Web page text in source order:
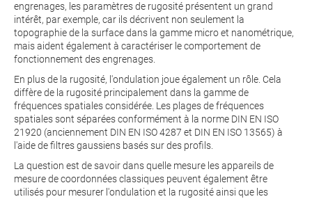
engrenages, les paramètres de rugosité présentent un grand
intérêt, par exemple, car ils décrivent non seulement la
topographie de la surface dans la gamme micro et nanométrique,
mais aident également à caractériser le comportement de
fonctionnement des engrenages.
En plus de la rugosité, l'ondulation joue également un rôle. Cela
diffère de la rugosité principalement dans la gamme de
fréquences spatiales considérée. Les plages de fréquences
spatiales sont séparées conformément à la norme DIN EN ISO
21920 (anciennement DIN EN ISO 4287 et DIN EN ISO 13565) à
l'aide de filtres gaussiens basés sur des profils.
La question est de savoir dans quelle mesure les appareils de
mesure de coordonnées classiques peuvent également être
utilisés pour mesurer l'ondulation et la rugosité ainsi que les